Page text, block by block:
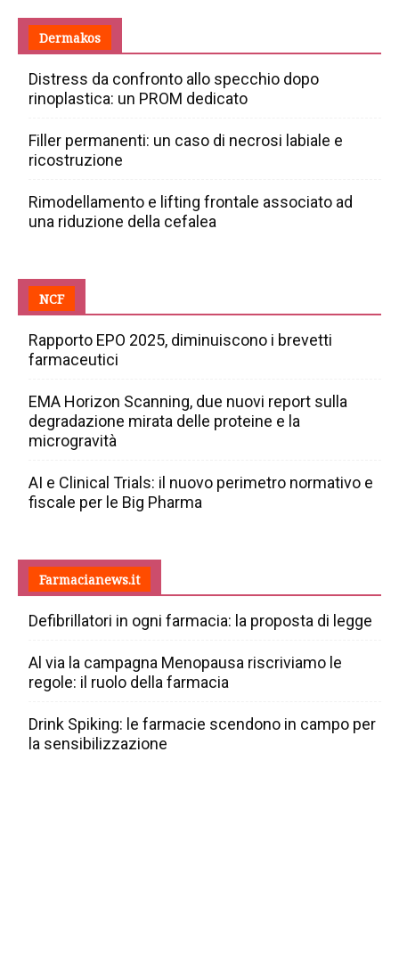
Dermakos
Distress da confronto allo specchio dopo
rinoplastica: un PROM dedicato
Filler permanenti: un caso di necrosi labiale e
ricostruzione
Rimodellamento e lifting frontale associato ad
una riduzione della cefalea
NCF
Rapporto EPO 2025, diminuiscono i brevetti
farmaceutici
EMA Horizon Scanning, due nuovi report sulla
degradazione mirata delle proteine e la
microgravità
AI e Clinical Trials: il nuovo perimetro normativo e
fiscale per le Big Pharma
Farmacianews.it
Defibrillatori in ogni farmacia: la proposta di legge
Al via la campagna Menopausa riscriviamo le
regole: il ruolo della farmacia
Drink Spiking: le farmacie scendono in campo per
la sensibilizzazione